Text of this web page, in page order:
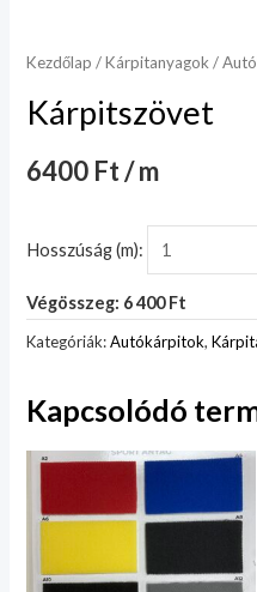
Kezdőlap /Kárpitanyagok /
Kárpitszövet
6400 Ft / m
Hosszúság (m):
Végösszeg: 6 400 Ft
Kategóriák:Autókárpitok,
Kapcsolódó